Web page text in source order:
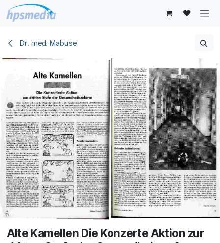
Zum Inhalt springen
Dr. med. Mabuse
Alte Kamellen Die Konzerte Aktion zur